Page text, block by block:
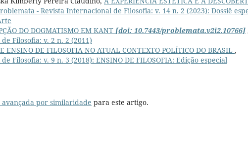
- Revista Internacional de Filosofia: v. 14 n. 2 (2023): Dossiê
DO DOGMATISMO EM KANT [doi: 10.7443/problemata.v2i2.10766]
Filosofia: v. 2 n. 2 (2011)
ENSINO DE FILOSOFIA NO ATUAL CONTEXTO POLÍTICO DO BRASIL ,
Filosofia: v. 9 n. 3 (2018): ENSINO DE FILOSOFIA: Edição especial
por similaridade para este artigo.